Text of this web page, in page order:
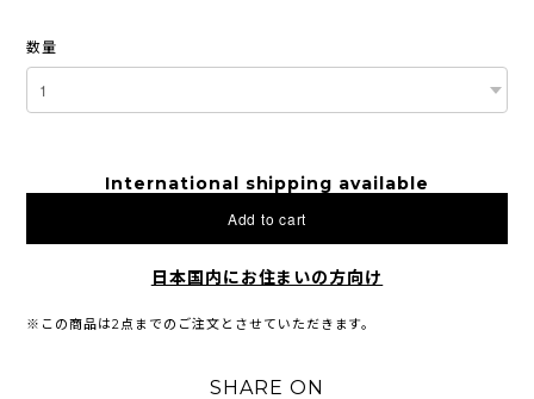
数量
International shipping available
Add to cart
日本国内にお住まいの方向け
※この商品は2点までのご注文とさせていただきます。
SHARE ON